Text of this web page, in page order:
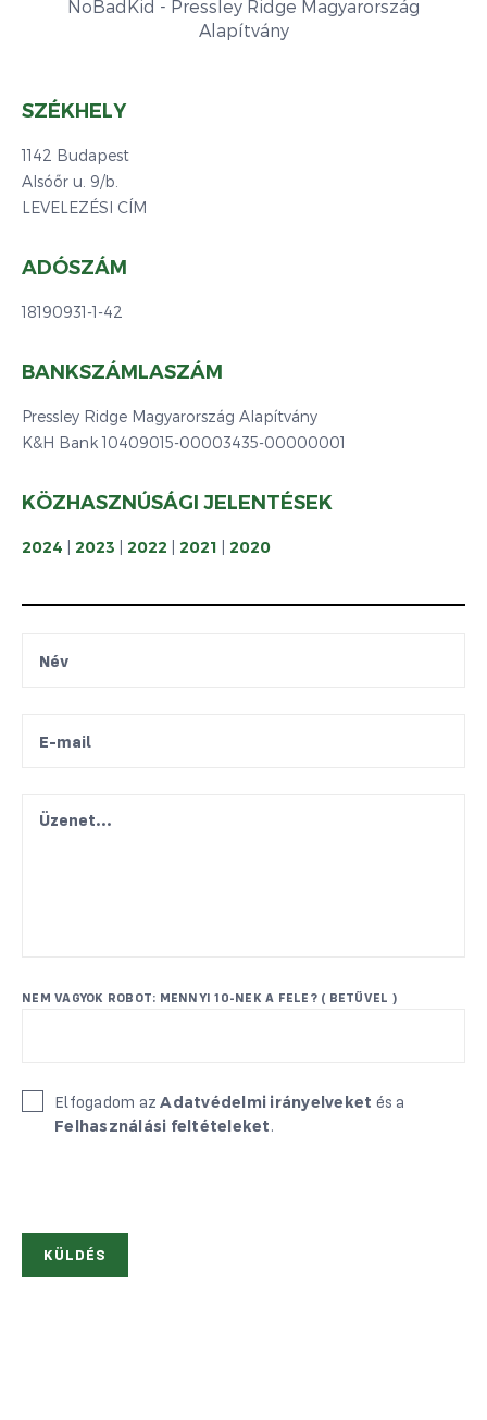
NoBadKid - Pressley Ridge Magyarország
Alapítvány
SZÉKHELY
1142 Budapest
Alsóőr u. 9/b.
LEVELEZÉSI CÍM
ADÓSZÁM
18190931-1-42
BANKSZÁMLASZÁM
Pressley Ridge Magyarország Alapítvány
K&H Bank 10409015-00003435-00000001
KÖZHASZNÚSÁGI JELENTÉSEK
2024 2023 2022 2021 2020
NEM VAGYOK ROBOT: MENNYI 10-NEK A FELE? ( BETŰVEL )
Elfogadom azAdatvédelmi irányelveket és a
Felhasználási feltételeket.